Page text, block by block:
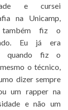
e cursei
na Unicamp,
também fiz o
Eu já era
quando fiz o
o técnico,
dizer sempre
um rapper na
e não um